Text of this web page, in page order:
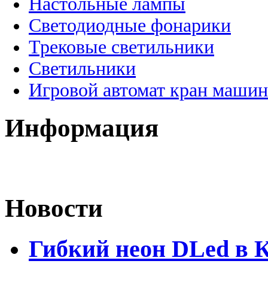
Светодиодные фонарики
Трековые светильники
Светильники
Игровой автомат кран
Информация
Новости
Гибкий неон DLed в